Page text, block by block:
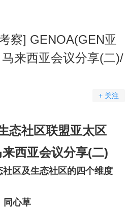
察] GENOA(GEN亚
来西亚会议分享(二)/
+ 关注
态社区联盟亚太区
西亚会议分享(二)
社区及生态社区的四个维度
同心草